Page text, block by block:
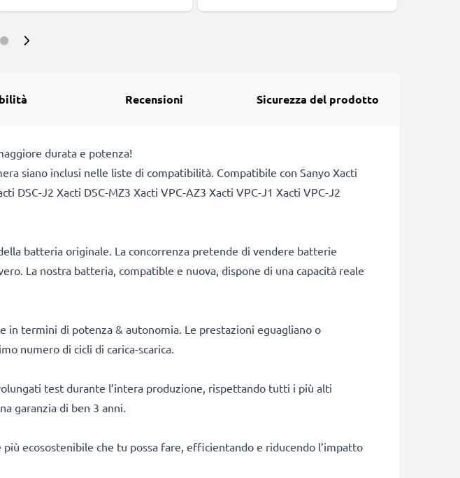
Recensioni Sicurezza del prodotto
durata e potenza!
siano inclusi nelle liste di compatibilità. Compatibile con Sanyo Xacti
DSC-J2 Xacti DSC-MZ3 Xacti VPC-AZ3 Xacti VPC-J1 Xacti VPC-J2
batteria originale. La concorrenza pretende di vendere batterie
La nostra batteria, compatible e nuova, dispone di una capacità reale
termini di potenza & autonomia. Le prestazioni eguagliano o
numero di cicli di carica-scarica.
test durante l’intera produzione, rispettando tutti i più alti
garanzia di ben 3 anni.
ecosostenibile che tu possa fare, efficientando e riducendo l’impatto